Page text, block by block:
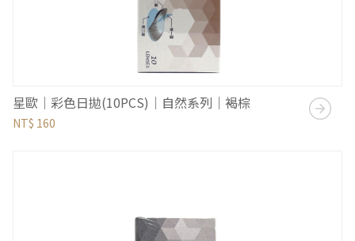
星歐｜彩色日拋(10PCS)｜自然系列｜褐棕
NT$ 160